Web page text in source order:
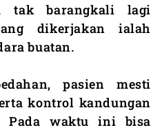
tak barangkali lagi
dikerjakan ialah
buatan.
pasien mesti
kontrol kandungan
Pada waktu ini bisa